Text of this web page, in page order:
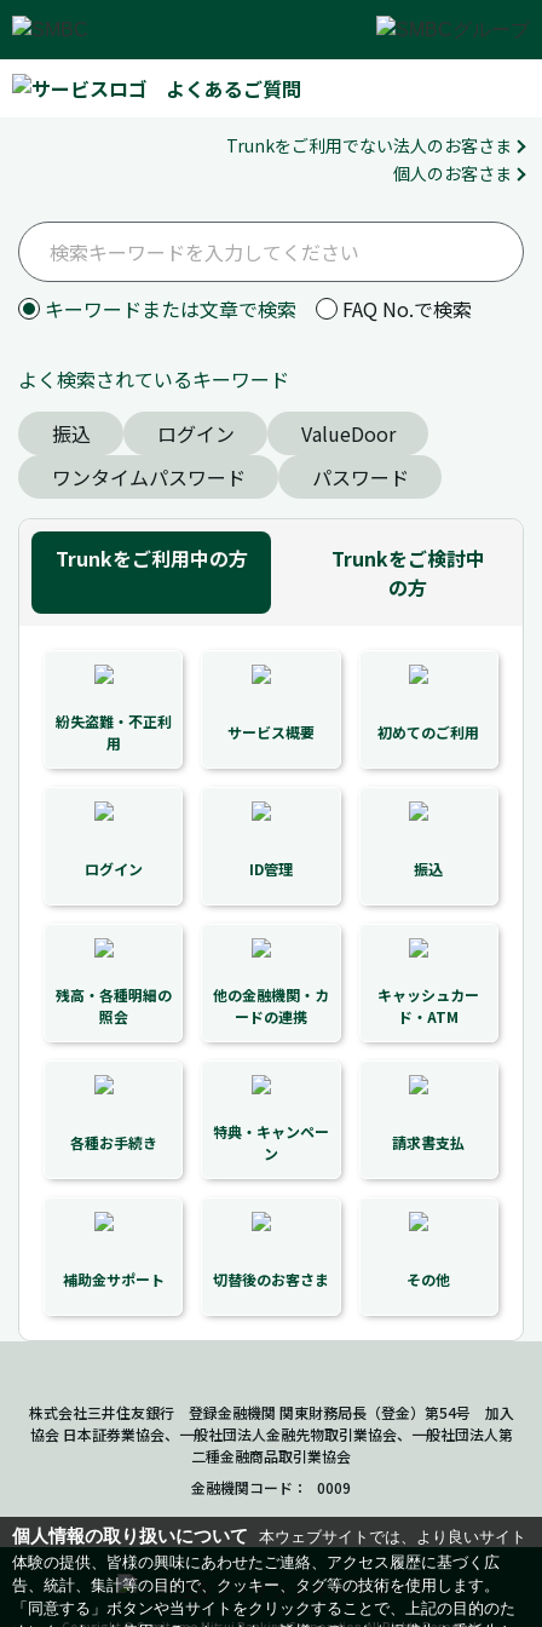
よくあるご質問
Trunkをご利用でない法人のお客さま
個人のお客さま
キーワードまたは文章で検索 FAQ No.で検索
よく検索されているキーワード
振込
ログイン
ValueDoor
ワンタイムパスワード
パスワード
Trunkをご利用中の方
Trunkをご検討中
の方
紛失盗難・不正利
用
サービス概要 初めてのご利用
ログイン ID管理 振込
残高・各種明細の
照会
他の金融機関・カ
ードの連携
キャッシュカー
ド・ATM
各種お手続き
特典・キャンペー
ン
請求書支払
補助金サポート 切替後のお客さま その他
株式会社三井住友銀行 登録金融機関 関東財務局長（登金）第54号 加入
協会 日本証券業協会、一般社団法人金融先物取引業協会、一般社団法人第
二種金融商品取引業協会
金融機関コード
0009
個人情報の取り扱いについて
本ウェブサイトでは、より良いサイト
体験の提供、皆様の興味にあわせたご連絡、アクセス履歴に基づく広
告、統計、集計等の目的で、クッキー、タグ等の技術を使用します。
「同意する」ボタンや当サイトをクリックすることで、上記の目的のた